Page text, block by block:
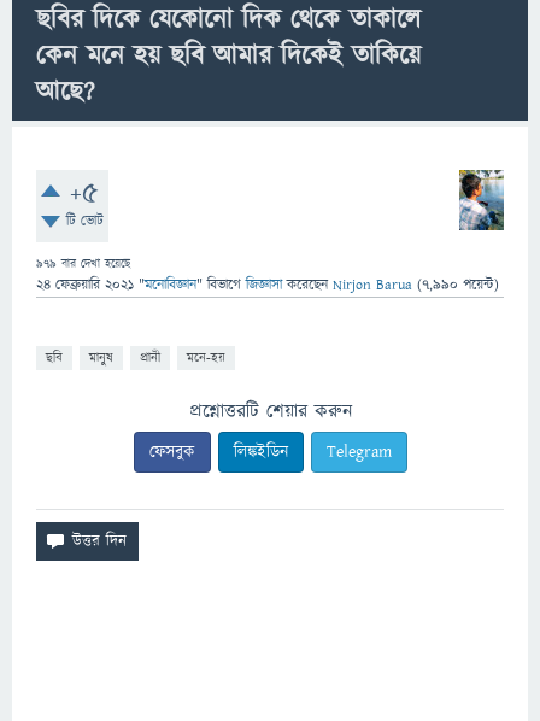
ছবির দিকে যেকোনো দিক থেকে তাকালে
কেন মনে হয় ছবি আমার দিকেই তাকিয়ে
আছে?
+5
টি ভোট
979 বার দেখা হয়েছে
24 ফেব্রুয়ারি 2021 "মনোবিজ্ঞান" বিভাগে জিজ্ঞাসাকরেছেনNirjon Barua (7,990 পয়েন্ট)
ছবি মানুষ প্রানী মনে-হয়
প্রশ্নোত্তরটি শেয়ার করুন
ফেসবুক লিঙ্কইডিন Telegram